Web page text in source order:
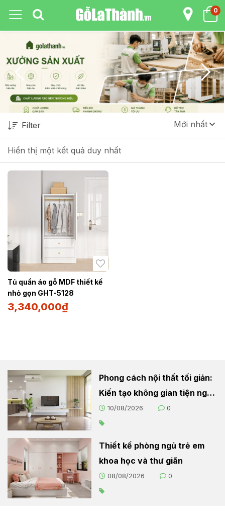
0
Hiển thị một kết quả duy nhất
Filter Mới nhất
Tủ quần áo gỗ MDF thiết kế
nhỏ gọn GHT-5128
3,340,000₫
Phong cách nội thất tối giản:
Kiến tạo không gian tiện nghi
và thoải mái
10/08/2026 0
Thiết kế phòng ngủ trẻ em
khoa học và thư giãn
08/08/2026 0